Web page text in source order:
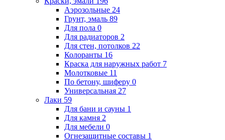
Аэрозольные 24
Грунт, эмаль 89
Для пола 0
Для радиаторов 2
Для стен, потолков 22
Колоранты 16
Краска для наружных работ 7
Молотковые 11
По бетону, шиферу 0
Универсальная 27
Лаки 59
Для бани и сауны 1
Для камня 2
Для мебели 0
Огнезащитные составы 1